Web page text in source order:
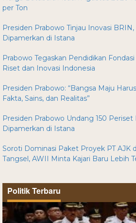
per Ton
Presiden Prabowo Tinjau Inovasi
Dipamerkan di Istana
Prabowo Tegaskan Pendidikan
Riset dan Inovasi Indonesia
Presiden Prabowo: “Bangsa Maju
Fakta, Sains, dan Realitas”
Presiden Prabowo Undang 150 Periset
Dipamerkan di Istana
Soroti Dominasi Paket Proyek PT AJK
Tangsel, AWII Minta Kajari Baru Lebih
Politik Terbaru